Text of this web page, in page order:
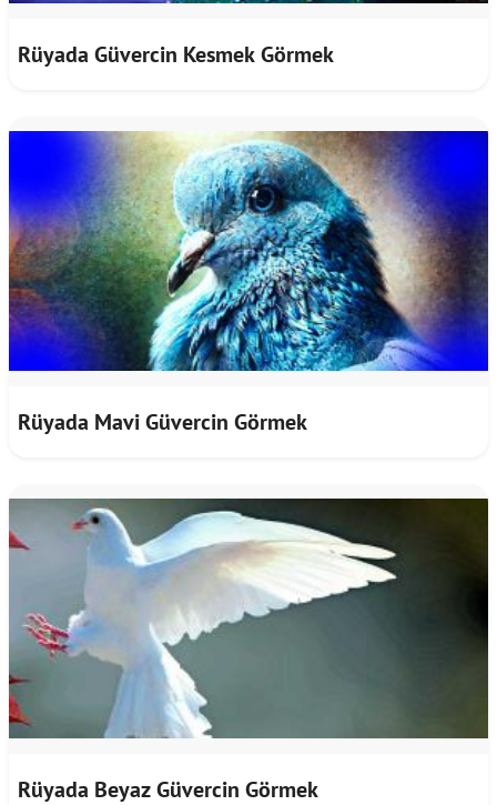
Rüyada Güvercin Kesmek Görmek
Rüyada Mavi Güvercin Görmek
Rüyada Beyaz Güvercin Görmek